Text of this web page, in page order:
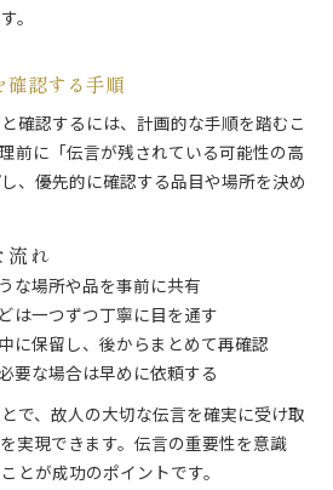
。
確認する手順
確認するには、計画的な手順を踏むこ
前に「伝言が残されている可能性の高
、優先的に確認する品目や場所を決め
流れ
な場所や品を事前に共有
は一つずつ丁寧に目を通す
に保留し、後からまとめて再確認
要な場合は早めに依頼する
で、故人の大切な伝言を確実に受け取
実現できます。伝言の重要性を意識
とが成功のポイントです。